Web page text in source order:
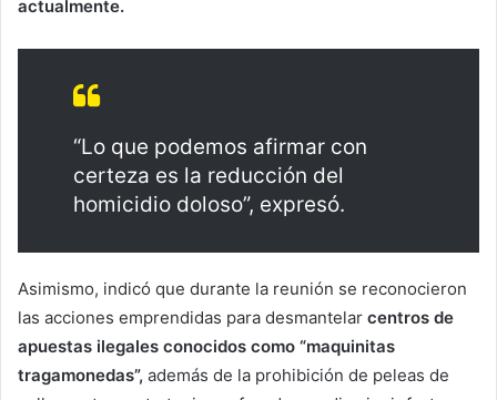
actualmente.
“Lo que podemos afirmar con
certeza es la reducción del
homicidio doloso”, expresó.
Asimismo, indicó que durante la reunión se reconocieron
las acciones emprendidas para desmantelar centros de
apuestas ilegales conocidos como “maquinitas
tragamonedas”, además de la prohibición de peleas de